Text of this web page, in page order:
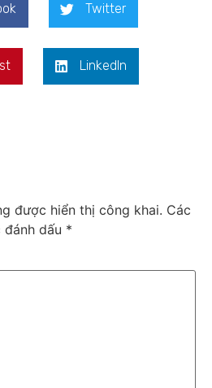
Twitter
LinkedIn
được hiển thị công khai. Các
dấu *